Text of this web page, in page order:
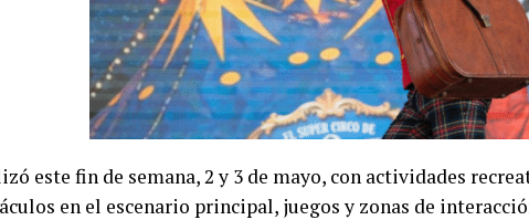
este fin de semana, 2 y 3 de mayo, con actividades
en el escenario principal, juegos y zonas de